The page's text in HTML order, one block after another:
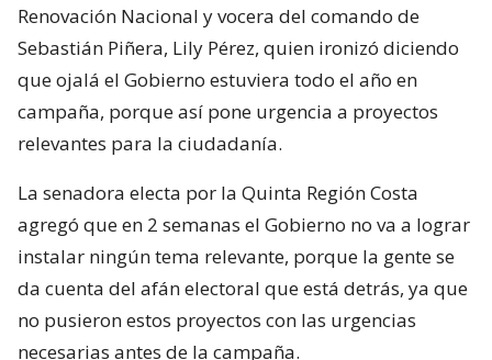
Renovación Nacional y vocera del comando de
Sebastián Piñera, Lily Pérez, quien ironizó diciendo
que ojalá el Gobierno estuviera todo el año en
campaña, porque así pone urgencia a proyectos
relevantes para la ciudadanía.
La senadora electa por la Quinta Región Costa
agregó que en 2 semanas el Gobierno no va a lograr
instalar ningún tema relevante, porque la gente se
da cuenta del afán electoral que está detrás, ya que
no pusieron estos proyectos con las urgencias
necesarias antes de la campaña.